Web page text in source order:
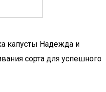
капусты Надежда и
сорта для успешного